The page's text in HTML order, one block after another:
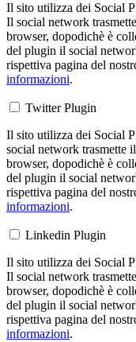
Il sito utilizza dei Social
Il social network
browser, dopodichè è
del plugin il social
rispettiva pagina del
informazioni.
Twitter Plugin
Il sito utilizza dei Social
social network trasmette
browser, dopodichè è
del plugin il social
rispettiva pagina del
informazioni.
Linkedin Plugin
Il sito utilizza dei Social
Il social network
browser, dopodichè è
del plugin il social
rispettiva pagina del
informazioni.